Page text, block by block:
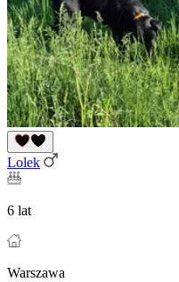
Lolek
6 lat
Warszawa